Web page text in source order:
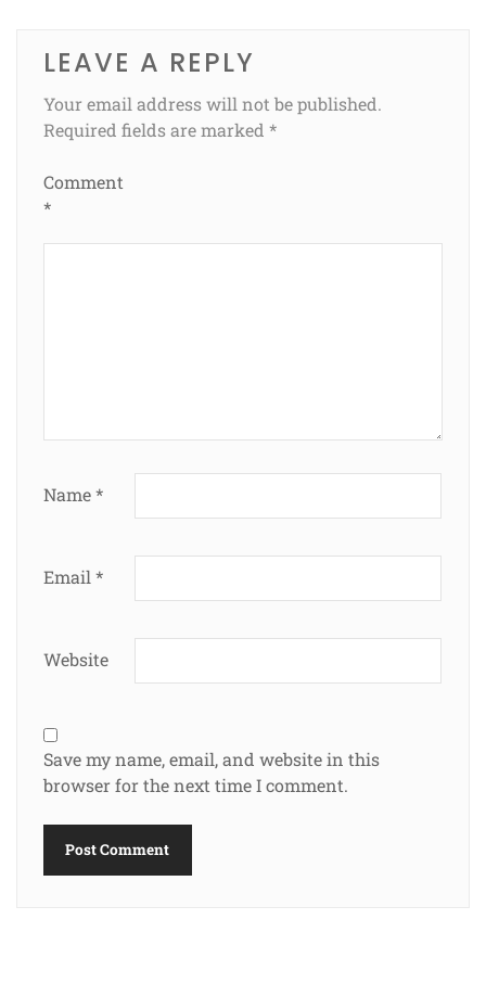
LEAVE A REPLY
Your email address will not be published.
Required fields are marked *
Comment
*
Name*
Email *
Website
Save my name, email, and website in this
browser for the next time I comment.